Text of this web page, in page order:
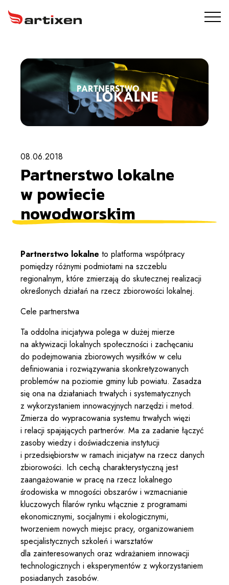
ARTIXEN PROTECT
PORTFOLIO
KONTAKT
08.06.2018
Partnerstwo lokalne
w powiecie
nowodworskim
Partnerstwo lokalne to platforma współpracy
pomiędzy różnymi podmiotami na szczeblu
regionalnym, które zmierzają do skutecznej realizacji
określonych działań na rzecz zbiorowości lokalnej.
Cele partnerstwa
Ta oddolna inicjatywa polega w dużej mierze
na aktywizacji lokalnych społeczności i zachęcaniu
do podejmowania zbiorowych wysiłków w celu
definiowania i rozwiązywania skonkretyzowanych
problemów na poziomie gminy lub powiatu. Zasadza
się ona na działaniach trwałych i systematycznych
z wykorzystaniem innowacyjnych narzędzi i metod.
Zmierza do wypracowania systemu trwałych więzi
i relacji spajających partnerów. Ma za zadanie łączyć
zasoby wiedzy i doświadczenia instytucji
i przedsiębiorstw w ramach inicjatyw na rzecz danych
zbiorowości. Ich cechą charakterystyczną jest
zaangażowanie w pracę na rzecz lokalnego
środowiska w mnogości obszarów i wzmacnianie
kluczowych filarów rynku włącznie z programami
ekonomicznymi, socjalnymi i ekologicznymi,
tworzeniem nowych miejsc pracy, organizowaniem
specjalistycznych szkoleń i warsztatów
dla zainteresowanych oraz wdrażaniem innowacji
technologicznych i eksperymentów z wykorzystaniem
posiadanych zasobów.